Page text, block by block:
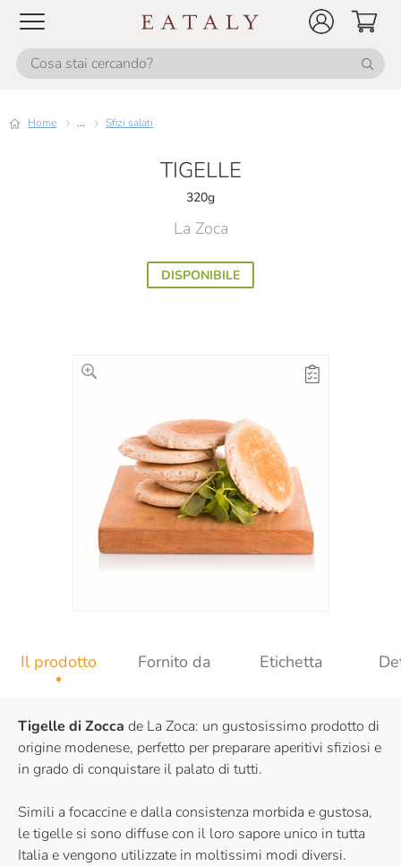
Home ... Sfizi salati
TIGELLE
320g
La Zoca
DISPONIBILE
Il prodotto Fornito da Etichetta
Tigelle di Zocca de La Zoca: un gustosissimo prodotto di
origine modenese, perfetto per preparare aperitivi sfiziosi e
in grado di conquistare il palato di tutti.
Simili a focaccine e dalla consistenza morbida e gustosa,
le tigelle si sono diffuse con il loro sapore unico in tutta
Italia e vengono utilizzate in moltissimi modi diversi.